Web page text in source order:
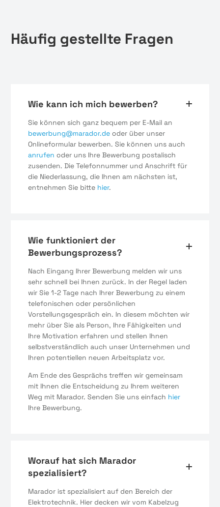
Häufig gestellte Fragen
Wie kann ich mich bewerben?
Sie können sich ganz bequem per E-Mail an
bewerbung@marador.de oder über unser
Onlineformular bewerben. Sie können uns auch
anrufen oder uns Ihre Bewerbung postalisch
zusenden. Die Telefonnummer und Anschrift für
die Niederlassung, die Ihnen am nächsten ist,
entnehmen Sie bitte hier.
Wie funktioniert der
Bewerbungsprozess?
Nach Eingang Ihrer Bewerbung melden wir uns
sehr schnell bei Ihnen zurück. In der Regel laden
wir Sie 1-2 Tage nach Ihrer Bewerbung zu einem
telefonischen oder persönlichen
Vorstellungsgespräch ein. In diesem möchten wir
mehr über Sie als Person, Ihre Fähigkeiten und
Ihre Motivation erfahren und stellen Ihnen
selbstverständlich auch unser Unternehmen und
Ihren potentiellen neuen Arbeitsplatz vor.
Am Ende des Gesprächs treffen wir gemeinsam
mit Ihnen die Entscheidung zu Ihrem weiteren
Weg mit Marador. Senden Sie uns einfach hier
Ihre Bewerbung.
Worauf hat sich Marador
spezialisiert?
Marador ist spezialisiert auf den Bereich der
Elektrotechnik. Hier decken wir vom Kabelzug